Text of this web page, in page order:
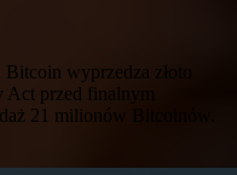
wyprzedza złoto
Act przed finalnym
21 milionów Bitcoinów.